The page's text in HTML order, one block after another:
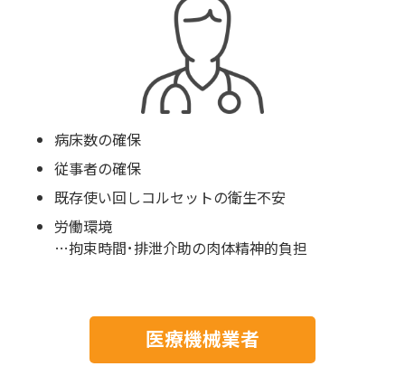
病床数の確保
従事者の確保
既存使い回しコルセットの衛生不安
労働環境
…拘束時間･排泄介助の肉体精神的負担
医療機械業者